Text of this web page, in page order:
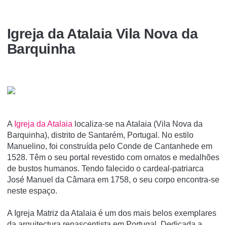
Igreja da Atalaia Vila Nova da
Barquinha
A Igreja da Atalaia localiza-se na Atalaia (Vila Nova da
Barquinha), distrito de Santarém, Portugal. No estilo
Manuelino, foi construí­da pelo Conde de Cantanhede em
1528. Têm o seu portal revestido com ornatos e medalhões
de bustos humanos. Tendo falecido o cardeal-patriarca
José Manuel da Câmara em 1758, o seu corpo encontra-se
neste espaço.
A Igreja Matriz da Atalaia é um dos mais belos exemplares